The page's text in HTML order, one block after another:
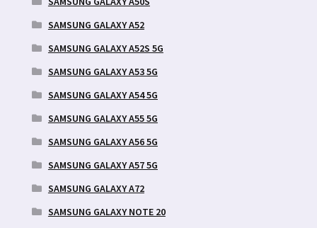
SAMSUNG GALAXY A52
SAMSUNG GALAXY A52S 5G
SAMSUNG GALAXY A53 5G
SAMSUNG GALAXY A54 5G
SAMSUNG GALAXY A55 5G
SAMSUNG GALAXY A56 5G
SAMSUNG GALAXY A57 5G
SAMSUNG GALAXY A72
SAMSUNG GALAXY NOTE 20